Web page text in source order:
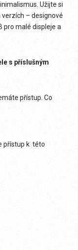
Užijte si
– designové
pro malé displeje a
s příslušným
přístup. Co
přístup k této